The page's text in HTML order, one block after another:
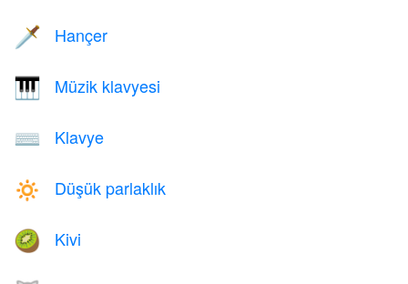
🗡️ Hançer
🎹 Müzik klavyesi
⌨️ Klavye
🔅 Düşük parlaklık
🥝 Kivi